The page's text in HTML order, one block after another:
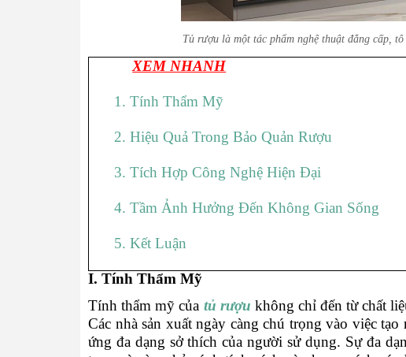
Tủ rượu là một tác phẩm nghệ thuật đẳng cấp,
XEM NHANH
1. Tính Thẩm Mỹ
2. Hiệu Quả Trong Bảo Quản Rượu
3. Tích Hợp Công Nghệ Hiện Đại
4. Tầm Ảnh Hưởng Đến Không Gian Sống
5. Kết Luận
I. Tính Thẩm Mỹ
Tính thẩm mỹ của tủ rượu không chỉ đến từ chất
Các nhà sản xuất ngày càng chú trọng vào việc
ứng đa dạng sở thích của người sử dụng. Sự đa